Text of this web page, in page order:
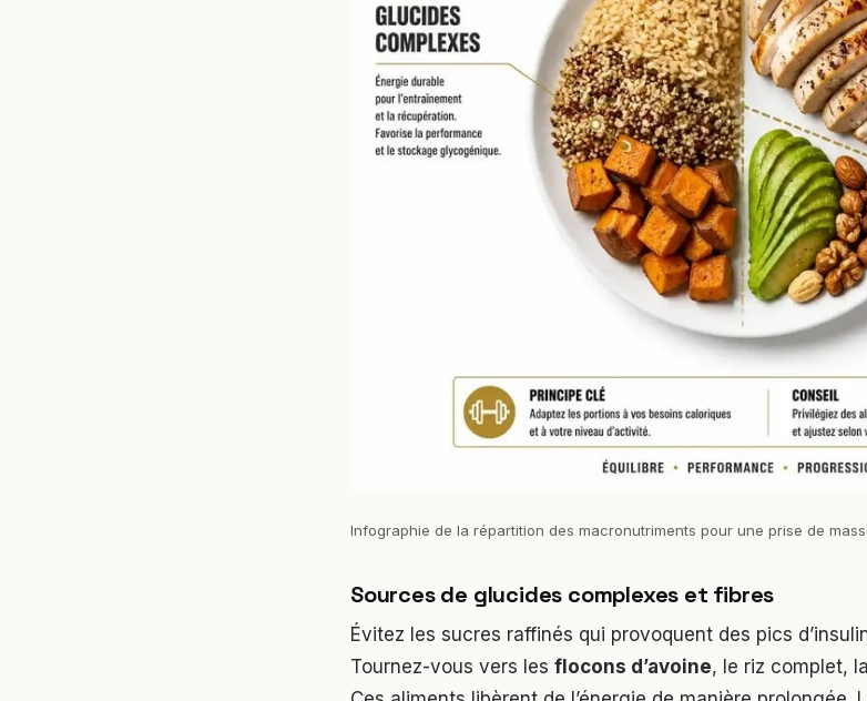
Infographie de la répartition des macronutriments pour une prise de
Sources de glucides complexes et fibres
Évitez les sucres raffinés qui provoquent des pics
Tournez-vous vers les flocons d’avoine, le riz complet,